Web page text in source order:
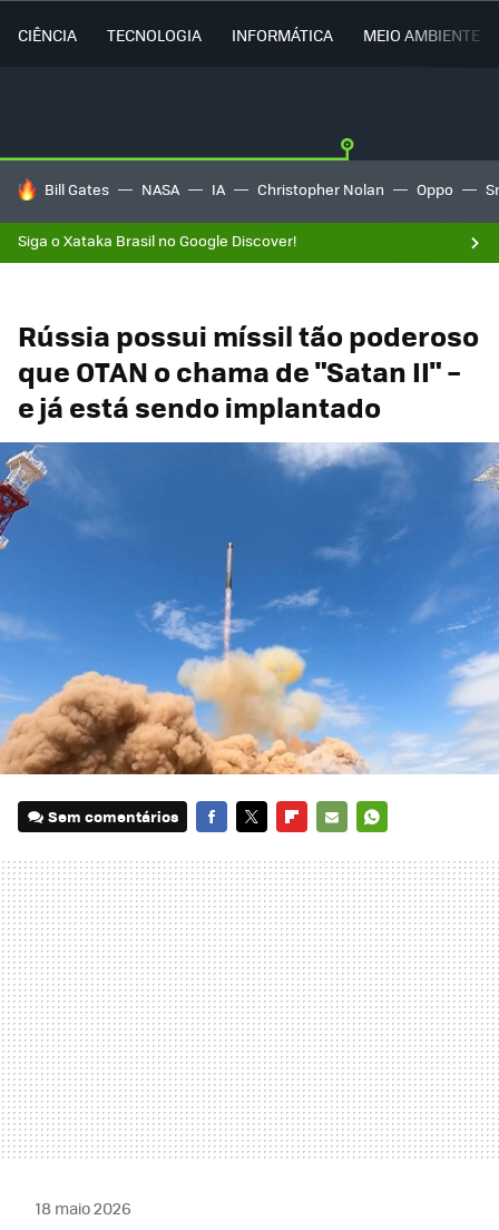
CIÊNCIA TECNOLOGIA INFORMÁTICA MEIO AMBIENTE
TENDÊNCIAS DO DIA
Bill Gates NASA IA Christopher Nolan Oppo
Siga o Xataka Brasil no Google Discover!
Rússia possui míssil tão poderoso
que OTAN o chama de "Satan II" –
e já está sendo implantado
Sem comentários
MAIL
18 maio 2026